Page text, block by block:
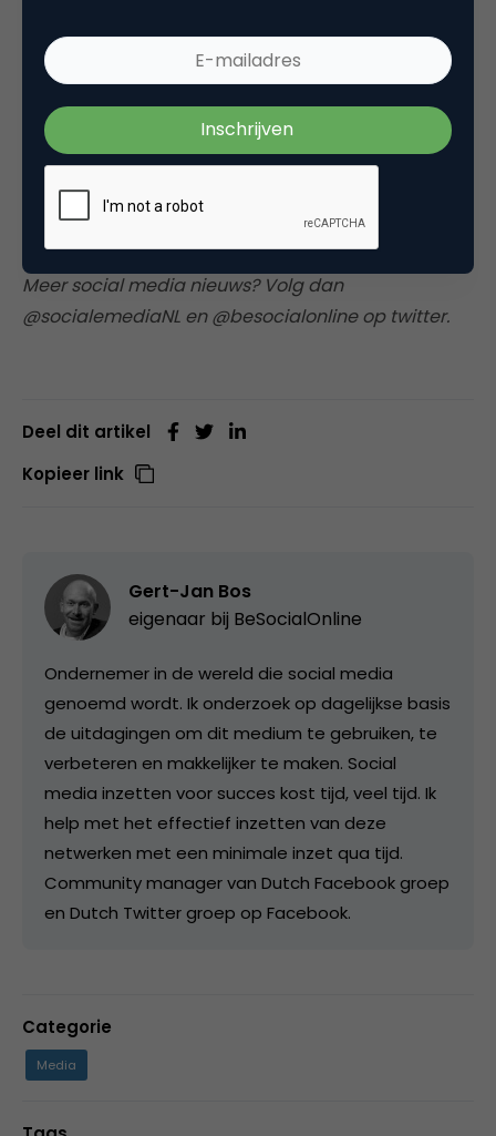
mag de oude dame met je mee naar huis. Dit item is
te lezen op
Dit artikel heb ik samen geschreven met Mark de
Bruin. Beiden zijn wij betrokken bijSocial Media
Club Utrecht
#SocialMediaRecap artikel. Mocht je een mening
hebben voor een zesde editie, laat het ons weten.
Meer social media nieuws? Volg dan
@socialemediaNL en @besocialonline op twitter.
Deel dit artikel
Kopieer link
Gert-Jan Bos
eigenaar bij BeSocialOnline
Ondernemer in de wereld die social media
genoemd wordt. Ik onderzoek op dagelijkse basis
de uitdagingen om dit medium te gebruiken, te
verbeteren en makkelijker te maken. Social
media inzetten voor succes kost tijd, veel tijd. Ik
help met het effectief inzetten van deze
netwerken met een minimale inzet qua tijd.
Community manager van Dutch Facebook groep
en Dutch Twitter groep op Facebook.
Categorie
Media